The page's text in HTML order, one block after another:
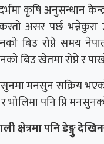
कृषि अनुसन्धान
असर पर्छ भन्नेकुरा
बिउ रोप्ने समय
बिउ खेतमा रोप्ने र
मनसुन सक्रिय
पनि प्रि
क्षेत्रमा पनि डेङ्गुु